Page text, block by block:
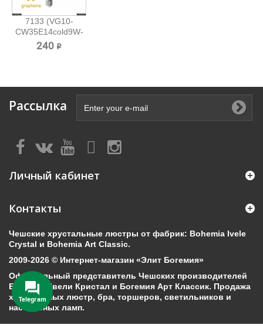
7133 (VG10-
CW35E14cold9W-
F)...
240 ₽
Рассылка
Личный кабинет
Контакты
Чешские хрустальные люстры от фабрик: Bohemia Ivele
Crystal и Bohemia Art Classic.
2009-2026 © Интернет-магазин «Элит Богемия»
Официальный представитель Чешских производителей
Богемия Ивели Кристал и Богемия Арт Классик. Продажа
хрустальных люстр, бра, торшеров, светильников и
настольных ламп.
Telegram